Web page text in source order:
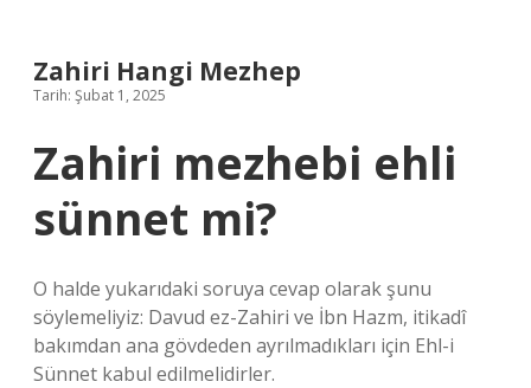
Zahiri Hangi Mezhep
Tarih: Şubat 1, 2025
Zahiri mezhebi ehli
sünnet mi?
O halde yukarıdaki soruya cevap olarak şunu
söylemeliyiz: Davud ez-Zahiri ve İbn Hazm, itikadî
bakımdan ana gövdeden ayrılmadıkları için Ehl-i
Sünnet kabul edilmelidirler.